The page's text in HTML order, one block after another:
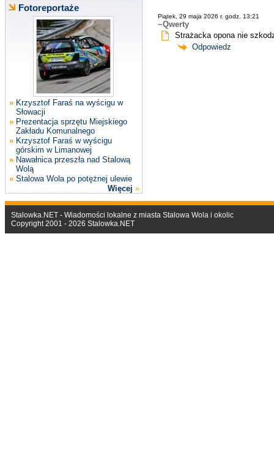
Fotoreportaże
» Krzysztof Faraś na wyścigu w
Słowacji
» Prezentacja sprzętu Miejskiego
Zakładu Komunalnego
» Krzysztof Faraś w wyścigu
górskim w Limanowej
» Nawałnica przeszła nad Stalową
Wolą
» Stalowa Wola po potężnej ulewie
Więcej »
Piątek, 29 maja 2026 r. godz. 13:21
~Qwerty
Strażacka opona nie
Odpowiedz
Stalowka.NET - Wiadomości lokalne z miasta Stalowa Wola i okolic
Copyright 2001 - 2026 Stalowka.NET